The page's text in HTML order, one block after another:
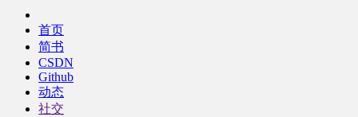
首页
简书
CSDN
Github
动态
社交